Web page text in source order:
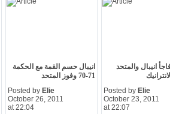
انيبال حسم القمة مع الحكمة
71-70 وفوز المتحد
Posted by Elie
October 26, 2011
at 22:04
انيبال والمتحد
Posted by Elie
October 23, 2011
at 22:07